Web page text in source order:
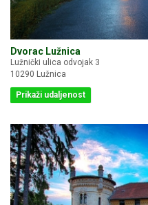
Dvorac Lužnica
Lužnički ulica odvojak 3
10290 Lužnica
Prikaži udaljenost